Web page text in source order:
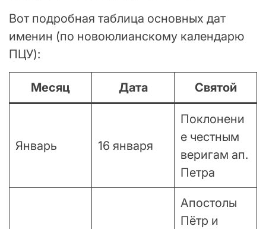
Вот подробная таблица основных дат
именин (по новоюлианскому календарю
ПЦУ):
Месяц Дата Святой
Январь 16 января
Поклонени
е честным
веригам ап.
Петра
Апостолы
Пётр и